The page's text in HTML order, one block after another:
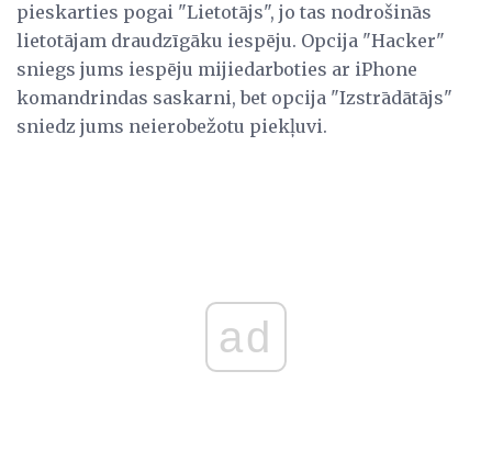
pieskarties pogai "Lietotājs", jo tas nodrošinās
lietotājam draudzīgāku iespēju. Opcija "Hacker"
sniegs jums iespēju mijiedarboties ar iPhone
komandrindas saskarni, bet opcija "Izstrādātājs"
sniedz jums neierobežotu piekļuvi.
ad